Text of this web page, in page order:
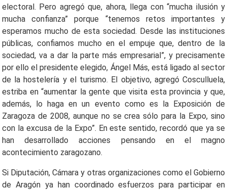
electoral. Pero agregó que, ahora, llega con “mucha ilusión y
mucha confianza” porque “tenemos retos importantes y
esperamos mucho de esta sociedad. Desde las instituciones
públicas, confiamos mucho en el empuje que, dentro de la
sociedad, va a dar la parte más empresarial”, y precisamente
por ello el presidente elegido, Ángel Más, está ligado al sector
de la hostelería y el turismo. El objetivo, agregó Cosculluela,
estriba en “aumentar la gente que visita esta provincia y que,
además, lo haga en un evento como es la Exposición de
Zaragoza de 2008, aunque no se crea sólo para la Expo, sino
con la excusa de la Expo”. En este sentido, recordó que ya se
han desarrollado acciones pensando en el magno
acontecimiento zaragozano.
Si Diputación, Cámara y otras organizaciones como el Gobierno
de Aragón ya han coordinado esfuerzos para participar en